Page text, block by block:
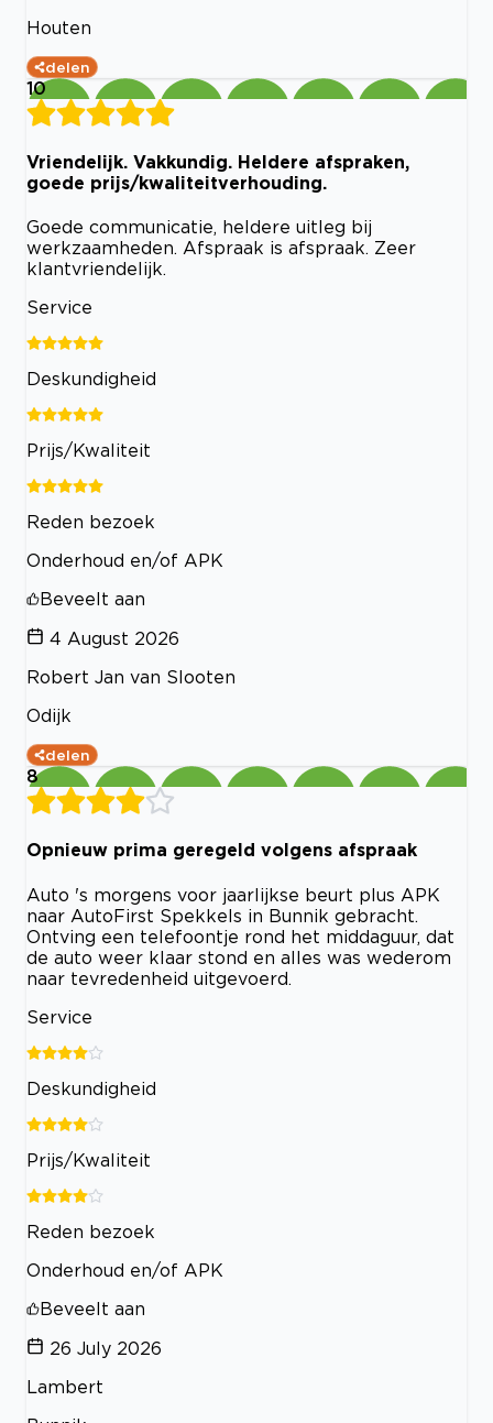
Houten
delen
10
Vriendelijk. Vakkundig. Heldere afspraken,
goede prijs/kwaliteitverhouding.
Goede communicatie, heldere uitleg bij
werkzaamheden. Afspraak is afspraak. Zeer
klantvriendelijk.
Service
Deskundigheid
Prijs/Kwaliteit
Reden bezoek
Onderhoud en/of APK
Beveelt aan
4 August 2026
Robert Jan van Slooten
Odijk
delen
8
Opnieuw prima geregeld volgens afspraak
Auto 's morgens voor jaarlijkse beurt plus APK
naar AutoFirst Spekkels in Bunnik gebracht.
Ontving een telefoontje rond het middaguur, dat
de auto weer klaar stond en alles was wederom
naar tevredenheid uitgevoerd.
Service
Deskundigheid
Prijs/Kwaliteit
Reden bezoek
Onderhoud en/of APK
Beveelt aan
26 July 2026
Lambert